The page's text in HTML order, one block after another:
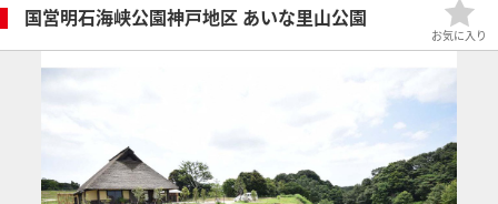
国営明石海峡公園神戸地区 あいな里山公園
お気に入り